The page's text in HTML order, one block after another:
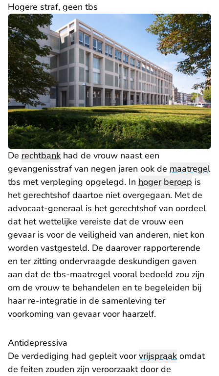
Hogere straf, geen tbs
De rechtbank had de vrouw naast een
gevangenisstraf van negen jaren ook de maatregel
tbs met verpleging opgelegd. In hoger beroep is
het gerechtshof daartoe niet overgegaan. Met de
advocaat-generaal is het gerechtshof van oordeel
dat het wettelijke vereiste dat de vrouw een
gevaar is voor de veiligheid van anderen, niet kon
worden vastgesteld. De daarover rapporterende
en ter zitting ondervraagde deskundigen gaven
aan dat de tbs-maatregel vooral bedoeld zou zijn
om de vrouw te behandelen en te begeleiden bij
haar re-integratie in de samenleving ter
voorkoming van gevaar voor haarzelf.
Antidepressiva
De verdediging had gepleit voorvrijspraak omdat
de feiten zouden zijn veroorzaakt door de